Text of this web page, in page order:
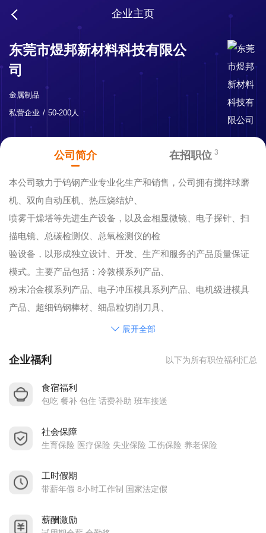
企业主页
东莞市煜邦新材料科技有限公
司
金属制品
私营企业
50-200人
公司简介 在招职位 3
本公司致力于钨钢产业专业化生产和销售，公司拥有搅拌球磨
机、双向自动压机、热压烧结炉、
喷雾干燥塔等先进生产设备，以及金相显微镜、电子探针、扫
描电镜、总碳检测仪、总氧检测仪的检
验设备，以形成独立设计、开发、生产和服务的产品质量保证
模式。主要产品包括：冷敦模系列产品、
粉末冶金模系列产品、电子冲压模具系列产品、电机级进模具
产品、超细钨钢棒材、细晶粒切削刀具、
耐磨件以及非标异形件、精密模具等。以良好的使用性能和稳
粉末冶金模具、精密刀具等产品中。
技术创新为不竭动力，以产品稳
国制造业发展贡献一份力量！
展开全部
企业福利 以下为所有职位福利汇总
食宿福利
包吃 餐补 包住 话费补助 班车接送
社会保障
生育保险 医疗保险 失业保险 工伤保险 养老保险
工时假期
带薪年假 8小时工作制 国家法定假
薪酬激励